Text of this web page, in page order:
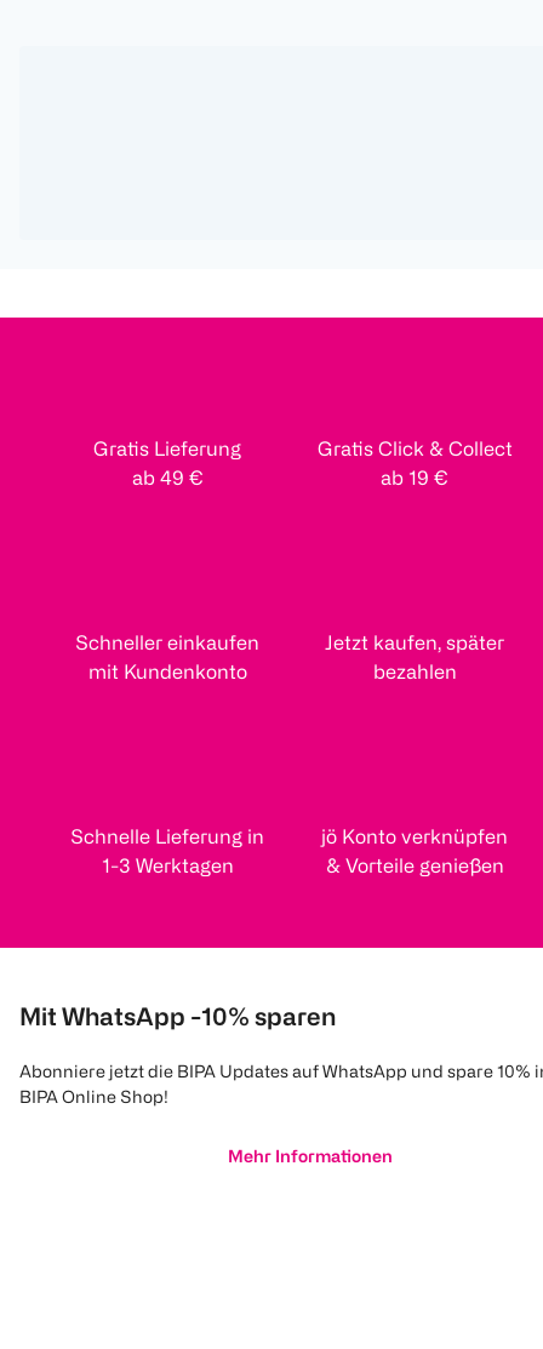
Gratis Lieferung
ab 49 €
Gratis Click & Collect
ab 19 €
Schneller einkaufen
mit Kundenkonto
Jetzt kaufen, später
bezahlen
Schnelle Lieferung in
1-3 Werktagen
jö Konto verknüpfen
& Vorteile genießen
Mit WhatsApp -10% sparen
Abonniere jetzt die BIPA Updates auf WhatsApp und spare 10%
BIPA Online Shop!
Mehr Informationen